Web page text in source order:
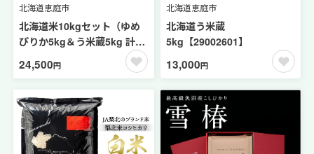
北海道恵庭市
北海道米10kgセット（ゆめ
ぴりか5kg＆う米蔵5kg 計
24,500円
北海道恵庭市
北海道う米蔵
5kg【29002601】
13,000円